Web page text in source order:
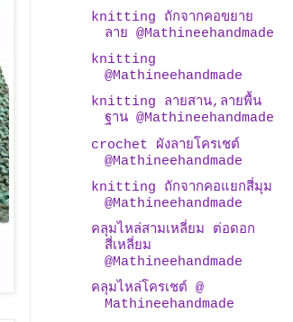
knitting ถักจากคอขยาย
ลาย @Mathineehandmade
knitting
@Mathineehandmade
knitting ลายสาน,ลายพื้น
ฐาน @Mathineehandmade
crochet ผังลายโครเชต์
@Mathineehandmade
knitting ถักจากคอแยกสี่มุม
@Mathineehandmade
คลุมไหล่สามเหลี่ยม ต่อดอก
สี่เหลี่ยม
@Mathineehandmade
คลุมไหล่โครเชต์ @
Mathineehandmade